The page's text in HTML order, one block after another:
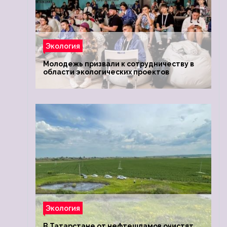
Экология
Молодежь призвали к сотрудничеству в
области экологических проектов
Экология